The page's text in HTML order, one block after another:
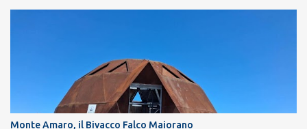
del C.d.S., in particolare del superamento dei limiti di velocità. Il
provvedimento, spiega il Prefetto, è stato emanato a seguito del
completamento dell’istruttoria da parte della Polizia Stradale di
Teramo, integrando il precedente con i tratti stradali per i quali è
Monte Amaro, il Bivacco Falco Maiorano